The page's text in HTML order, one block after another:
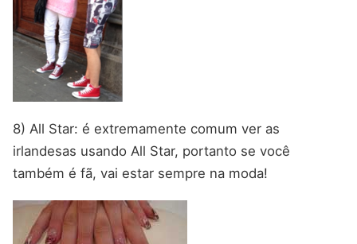
8) All Star: é extremamente comum ver as
irlandesas usando All Star, portanto se você
também é fã, vai estar sempre na moda!